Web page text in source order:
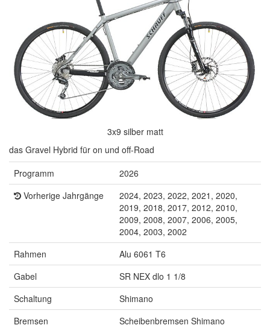
3x9 silber matt
das Gravel Hybrid für on und off-Road
Programm
2026
Vorherige Jahrgänge
2024, 2023, 2022, 2021, 2020,
2019, 2018, 2017, 2012, 2010,
2009, 2008, 2007, 2006, 2005,
2004, 2003, 2002
Rahmen
Alu 6061 T6
Gabel
SR NEX dlo 1 1/8
Schaltung
Shimano
Bremsen
Scheibenbremsen Shimano